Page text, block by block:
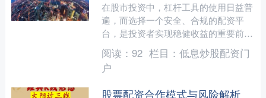
在股市投资中，杠杆工具的使用日益普
遍，而选择一个安全、合规的配资平
台，是投资者实现稳健收益的重要前
提。**惠管钱**作为业内知名的股票配
资平台，始终坚持以用户资....
阅读： 92 栏目： 低息炒股配资门
户
股票配资合作模式与风险解析